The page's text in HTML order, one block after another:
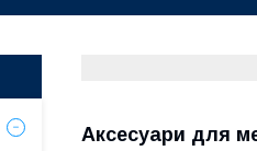
Аксесуари для